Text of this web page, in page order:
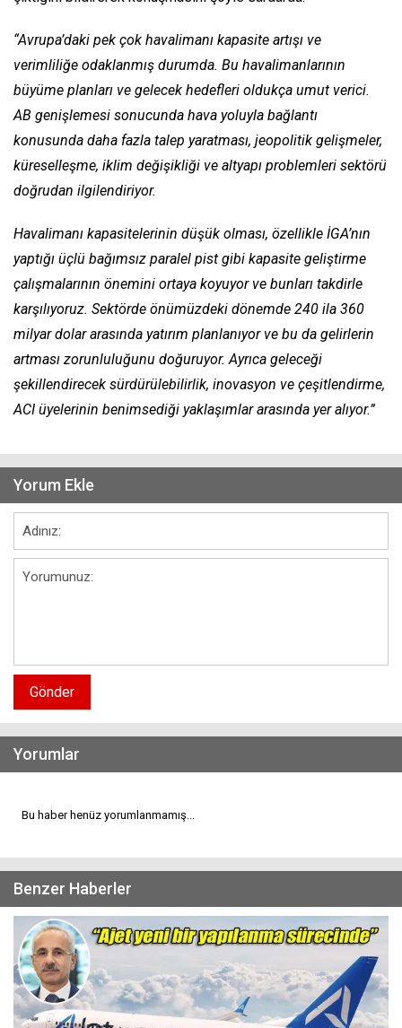
“Avrupa’daki pek çok havalimanı kapasite artışı ve
verimliliğe odaklanmış durumda. Bu havalimanlarının
büyüme planları ve gelecek hedefleri oldukça umut verici.
AB genişlemesi sonucunda hava yoluyla bağlantı
konusunda daha fazla talep yaratması, jeopolitik gelişmeler,
küreselleşme, iklim değişikliği ve altyapı problemleri sektörü
doğrudan ilgilendiriyor.
Havalimanı kapasitelerinin düşük olması, özellikle İGA’nın
yaptığı üçlü bağımsız paralel pist gibi kapasite geliştirme
çalışmalarının önemini ortaya koyuyor ve bunları takdirle
karşılıyoruz. Sektörde önümüzdeki dönemde 240 ila 360
milyar dolar arasında yatırım planlanıyor ve bu da gelirlerin
artması zorunluluğunu doğuruyor. Ayrıca geleceği
şekillendirecek sürdürülebilirlik, inovasyon ve çeşitlendirme,
ACI üyelerinin benimsediği yaklaşımlar arasında yer alıyor.”
Yorum Ekle
Gönder
Yorumlar
Bu haber henüz yorumlanmamış...
Benzer Haberler